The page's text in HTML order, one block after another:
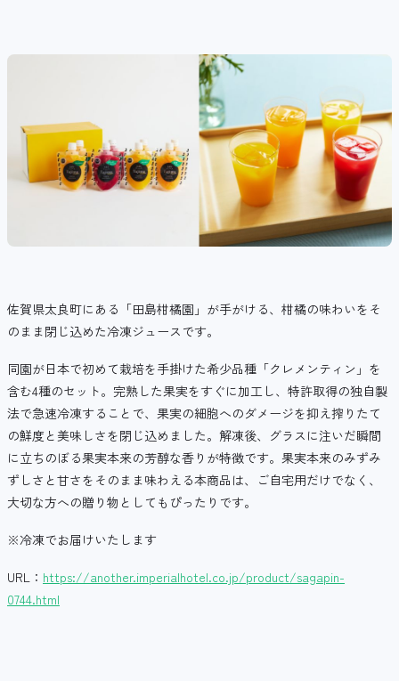
佐賀県太良町にある「田島柑橘園」が手がける、柑橘の味わいをそ
のまま閉じ込めた冷凍ジュースです。
同園が日本で初めて栽培を手掛けた希少品種「クレメンティン」を
含む4種のセット。完熟した果実をすぐに加工し、特許取得の独自製
法で急速冷凍することで、果実の細胞へのダメージを抑え搾りたて
の鮮度と美味しさを閉じ込めました。解凍後、グラスに注いだ瞬間
に立ちのぼる果実本来の芳醇な香りが特徴です。果実本来のみずみ
ずしさと甘さをそのまま味わえる本商品は、ご自宅用だけでなく、
大切な方への贈り物としてもぴったりです。
※冷凍でお届けいたします
URL： https://another.imperialhotel.co.jp/product/sagapin-
0744.html